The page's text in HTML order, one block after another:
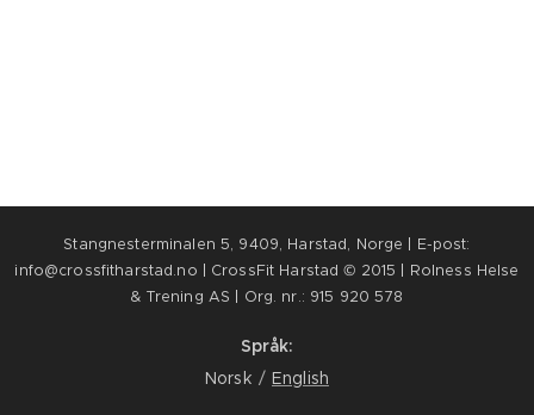
Stangnesterminalen 5, 9409, Harstad, Norge | E-post:
info@crossfitharstad.no | CrossFit Harstad © 2015 | Rolness Helse
& Trening AS | Org. nr.: 915 920 578
Språk
Norsk
English